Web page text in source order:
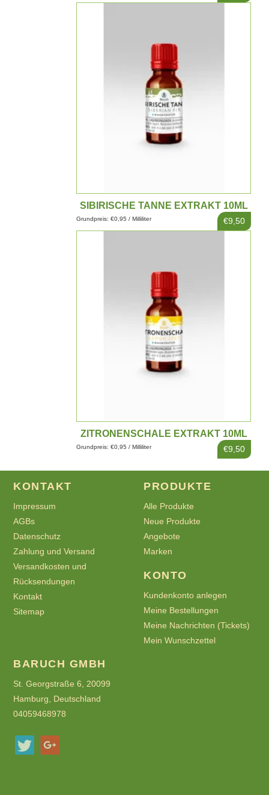
SIBIRISCHE TANNE EXTRAKT 10ML
€9,50
Grundpreis: €0,95 / Milliliter
ZITRONENSCHALE EXTRAKT 10ML
€9,50
Grundpreis: €0,95 / Milliliter
KONTAKT
Impressum
AGBs
Datenschutz
Zahlung und Versand
Versandkosten und
Rücksendungen
Kontakt
Sitemap
PRODUKTE
Alle Produkte
Neue Produkte
Angebote
Marken
KONTO
Kundenkonto anlegen
Meine Bestellungen
Meine Nachrichten (Tickets)
Mein Wunschzettel
BARUCH GMBH
St. Georgstraße 6, 20099
Hamburg, Deutschland
04059468978